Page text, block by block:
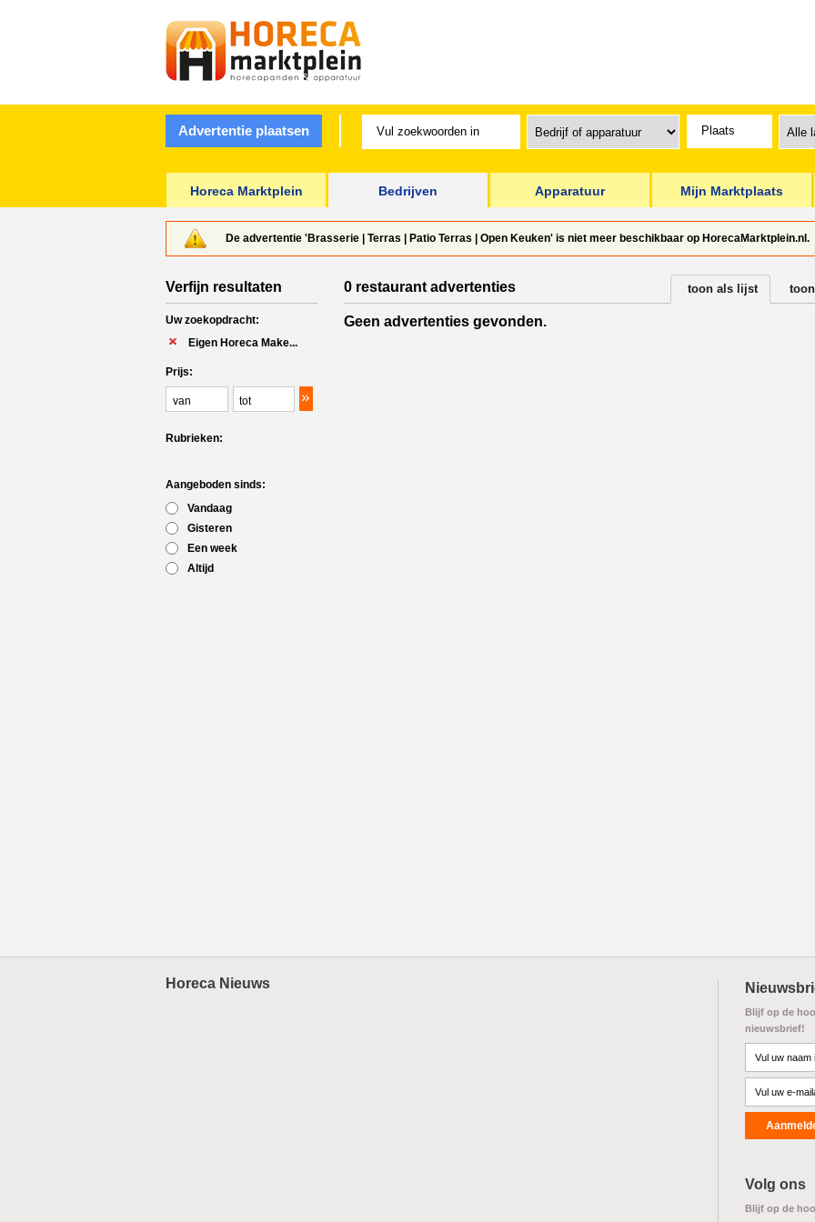
Advertentie plaatsen
Horeca Marktplein Bedrijven Apparatuur Mijn Marktplaats
De advertentie 'Brasserie | Terras | Patio Terras | Open Keuken' is niet meer beschikbaar op HorecaMarktplein.nl.
Verfijn resultaten
Uw zoekopdracht:
Eigen Horeca Make...
Prijs:
Rubrieken:
Aangeboden sinds:
Vandaag
Gisteren
Een week
Altijd
0 restaurant advertenties toon als lijst
Geen advertenties gevonden.
Horeca Nieuws
Blijf op de
nieuwsbrief!
Volg ons
Blijf op de